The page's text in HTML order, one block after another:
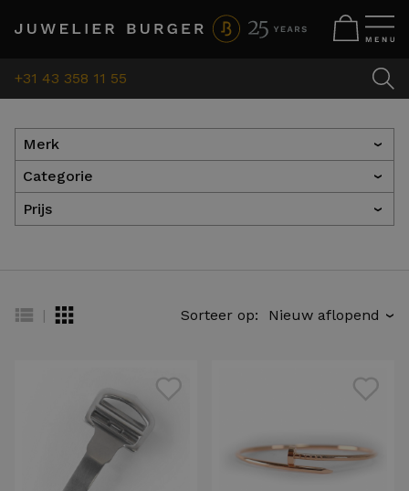
+31 43 358 11 55
Merk ›
Categorie ›
Prijs ›
| Sorteer op: ›